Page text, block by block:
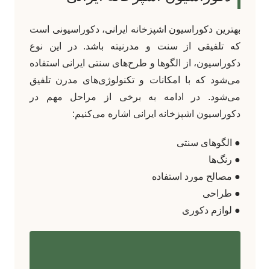
بهترین دکوراسیون اشپزخانه ایرانی، دکوراسیونی است
که تلفیقی از سنت و مدرنیته باشد. در این نوع
دکوراسیون، از الگوها و طرح‌های سنتی ایرانی استفاده
می‌شود که با امکانات و تکنولوژی‌های مدرن تلفیق
می‌شود. در ادامه به برخی از مراحل مهم در
دکوراسیون اشپزخانه ایرانی اشاره می‌کنیم:
● الگوهای سنتی
● رنگ‌ها
● مصالح مورد استفاده
● طراحی
● لوازم دکوری